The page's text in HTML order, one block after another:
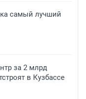
самый лучший
за 2 млрд
в Кузбассе